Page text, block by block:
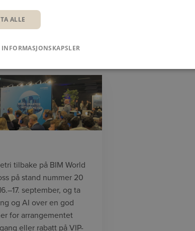
tilbake på BIM World
på stand nummer 20
september, og ta
og AI over en god
for arrangementet
eller rabatt på VIP-
ALLE